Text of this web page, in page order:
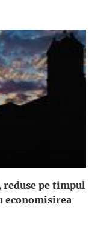
pe timpul
economisirea